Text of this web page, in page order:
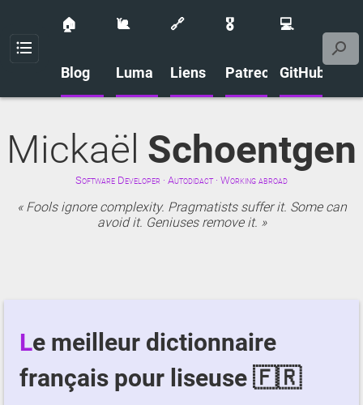
Menu
🏠
Blog
🐌
Luma
🔗
Liens
🎖️
Patreon
💻
GitHub
Mickaël Schoentgen
Software Developer · Autodidact · Working abroad
Fools ignore complexity. Pragmatists suffer it. Some can
avoid it. Geniuses remove it.
Le meilleur dictionnaire
français pour liseuse 🇫🇷